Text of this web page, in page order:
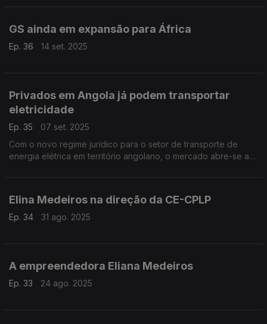
GS ainda em expansão para África
Ep. 36 14 set. 2025
Privados em Angola já podem transportar
eletricidade
Ep. 35
07 set. 2025
Com o novo regime jurídico para o setor de transporte de
energia elétrica em território angolano, o mercado abre-se ao
Elina Medeiros na direção da CE-CPLP
Ep. 34 31 ago. 2025
A empreendedora Eliana Medeiros
Ep. 33 24 ago. 2025